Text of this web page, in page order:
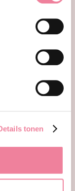
tonen
schaal:
jehier.
te